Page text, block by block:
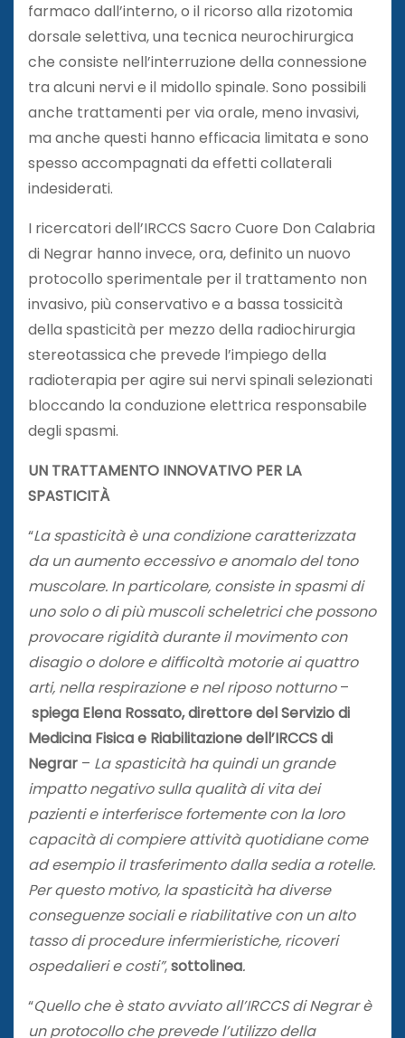
farmaco dall’interno, o il ricorso alla rizotomia
dorsale selettiva, una tecnica neurochirurgica
che consiste nell’interruzione della connessione
tra alcuni nervi e il midollo spinale. Sono possibili
anche trattamenti per via orale, meno invasivi,
ma anche questi hanno efficacia limitata e sono
spesso accompagnati da effetti collaterali
indesiderati.
I ricercatori dell’IRCCS Sacro Cuore Don Calabria
di Negrar hanno invece, ora, definito un nuovo
protocollo sperimentale per il trattamento non
invasivo, più conservativo e a bassa tossicità
della spasticità per mezzo della radiochirurgia
stereotassica che prevede l’impiego della
radioterapia per agire sui nervi spinali selezionati
bloccando la conduzione elettrica responsabile
degli spasmi.
UN TRATTAMENTO INNOVATIVO PER LA
SPASTICITÀ
“La spasticità è una condizione caratterizzata
da un aumento eccessivo e anomalo del tono
muscolare. In particolare, consiste in spasmi di
uno solo o di più muscoli scheletrici che possono
provocare rigidità durante il movimento con
disagio o dolore e difficoltà motorie ai quattro
arti, nella respirazione e nel riposo notturno–
spiega Elena Rossato, direttore del Servizio di
Medicina Fisica e Riabilitazione dell’IRCCS di
Negrar – La spasticità ha quindi un grande
impatto negativo sulla qualità di vita dei
pazienti e interferisce fortemente con la loro
capacità di compiere attività quotidiane come
ad esempio il trasferimento dalla sedia a rotelle.
Per questo motivo, la spasticità ha diverse
conseguenze sociali e riabilitative con un alto
tasso di procedure infermieristiche, ricoveri
ospedalieri e costi”,sottolinea.
“Quello che è stato avviato all’IRCCS di Negrar è
un protocollo che prevede l’utilizzo della